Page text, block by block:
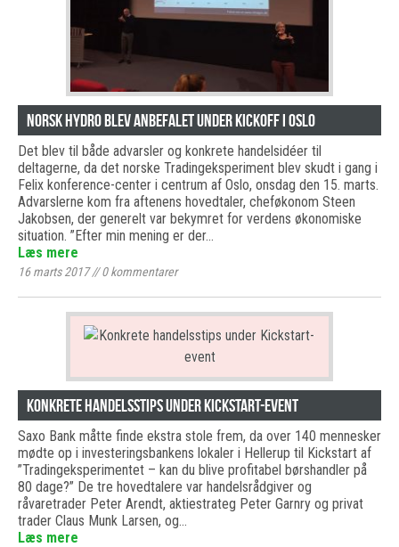
Norsk Hydro blev anbefalet under Kickoff i Oslo
Det blev til både advarsler og konkrete handelsidéer til
deltagerne, da det norske Tradingeksperiment blev skudt i gang i
Felix konference-center i centrum af Oslo, onsdag den 15. marts.
Advarslerne kom fra aftenens hovedtaler, cheføkonom Steen
Jakobsen, der generelt var bekymret for verdens økonomiske
situation. ”Efter min mening er der…
Læs mere
16 marts 2017//0kommentarer
Konkrete handelsstips under Kickstart-event
Saxo Bank måtte finde ekstra stole frem, da over 140 mennesker
mødte op i investeringsbankens lokaler i Hellerup til Kickstart af
”Tradingeksperimentet – kan du blive profitabel børshandler på
80 dage?” De tre hovedtalere var handelsrådgiver og
råvaretrader Peter Arendt, aktiestrateg Peter Garnry og privat
trader Claus Munk Larsen, og…
Læs mere